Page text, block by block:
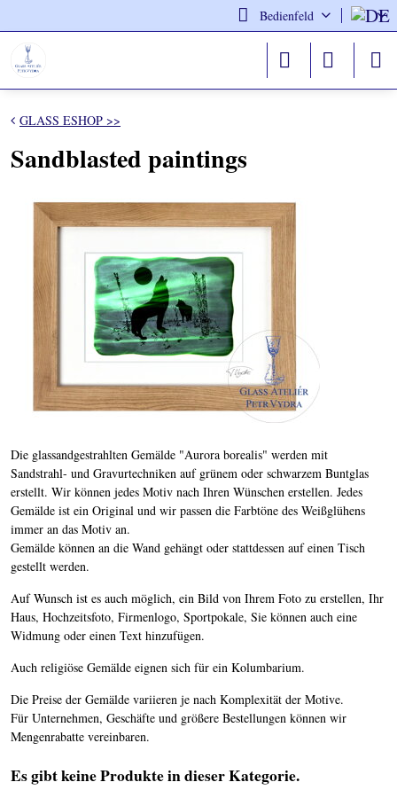
Bedienfeld
GLASS ESHOP >>
Sandblasted paintings
Die glassandgestrahlten Gemälde "Aurora borealis" werden mit
Sandstrahl- und Gravurtechniken auf grünem oder schwarzem Buntglas
erstellt. Wir können jedes Motiv nach Ihren Wünschen erstellen. Jedes
Gemälde ist ein Original und wir passen die Farbtöne des Weißglühens
immer an das Motiv an.
Gemälde können an die Wand gehängt oder stattdessen auf einen Tisch
gestellt werden.
Auf Wunsch ist es auch möglich, ein Bild von Ihrem Foto zu erstellen, Ihr
Haus, Hochzeitsfoto, Firmenlogo, Sportpokale, Sie können auch eine
Widmung oder einen Text hinzufügen.
Auch religiöse Gemälde eignen sich für ein Kolumbarium.
Die Preise der Gemälde variieren je nach Komplexität der Motive.
Für Unternehmen, Geschäfte und größere Bestellungen können wir
Mengenrabatte vereinbaren.